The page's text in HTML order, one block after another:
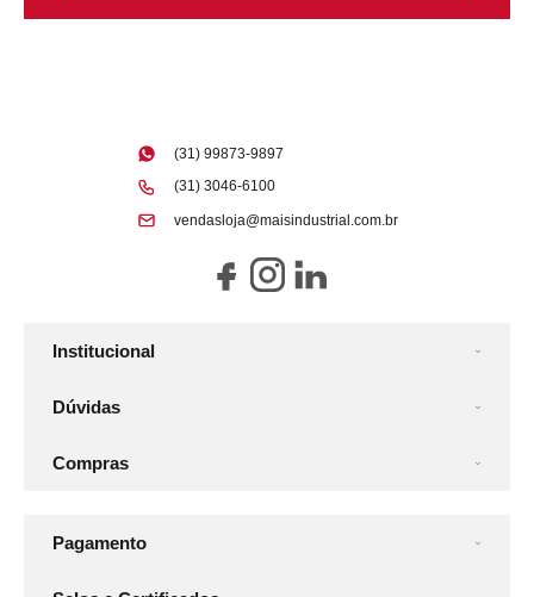
Institucional
Dúvidas
Compras
(31) 99873-9897
(31) 3046-6100
vendasloja@maisindustrial.com.br
Pagamento